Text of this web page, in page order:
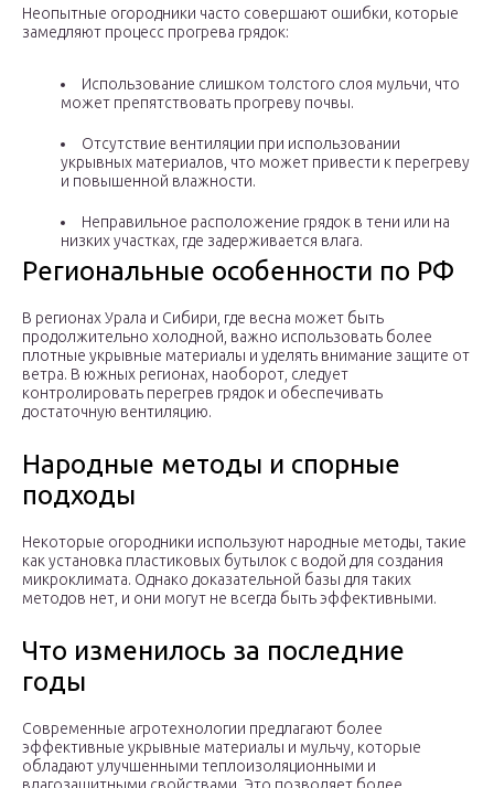
Неопытные огородники часто совершают ошибки, которые
замедляют процесс прогрева грядок:
Использование слишком толстого слоя мульчи, что
может препятствовать прогреву почвы.
Отсутствие вентиляции при использовании
укрывных материалов, что может привести к перегреву
и повышенной влажности.
Неправильное расположение грядок в тени или на
низких участках, где задерживается влага.
Региональные особенности по РФ
В регионах Урала и Сибири, где весна может быть
продолжительно холодной, важно использовать более
плотные укрывные материалы и уделять внимание защите от
ветра. В южных регионах, наоборот, следует
контролировать перегрев грядок и обеспечивать
достаточную вентиляцию.
Народные методы и спорные
подходы
Некоторые огородники используют народные методы, такие
как установка пластиковых бутылок с водой для создания
микроклимата. Однако доказательной базы для таких
методов нет, и они могут не всегда быть эффективными.
Что изменилось за последние
годы
Современные агротехнологии предлагают более
эффективные укрывные материалы и мульчу, которые
обладают улучшенными теплоизоляционными и